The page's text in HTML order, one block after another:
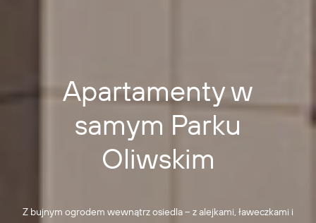
Apartamenty w
samym Parku
Oliwskim
Z bujnym ogrodem wewnątrz osiedla – z alejkami, ławeczkami i